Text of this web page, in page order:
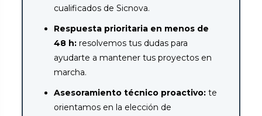
cualificados de Sicnova.
Respuesta prioritaria en menos de
48 h: resolvemos tus dudas para
ayudarte a mantener tus proyectos en
marcha.
Asesoramiento técnico proactivo: te
orientamos en la elección de